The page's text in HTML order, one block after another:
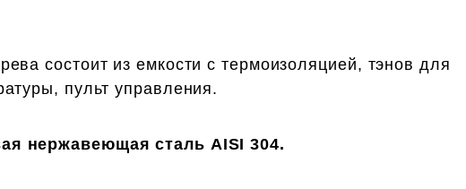
состоит из емкости с термоизоляцией, тэнов для
пульт управления.
нержавеющая сталь AISI 304.